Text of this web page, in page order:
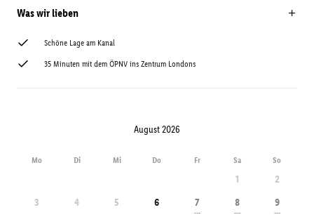
Was wir lieben
Schöne Lage am Kanal
35 Minuten mit dem ÖPNV ins Zentrum Londons
August 2026
Mo Di Mi Do Fr Sa So
1
2
3
4 5 6 7
---
8
---
9
---